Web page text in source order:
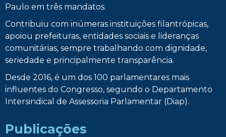
Paulo em três mandatos.
Contribuiu com inúmeras instituições filantrópicas,
apoiou prefeituras, entidades sociais e lideranças
comunitárias, sempre trabalhando com dignidade,
seriedade e principalmente transparência.
Desde 2016, é um dos 100 parlamentares mais
influentes do Congresso, segundo o Departamento
Intersindical de Assessoria Parlamentar (Diap).
Publicações